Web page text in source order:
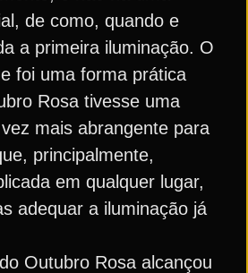
de como, quando e
a primeira iluminação. O
foi uma forma prática
Rosa tivesse uma
mais abrangente para
principalmente,
em qualquer lugar,
adequar a iluminação já
Outubro Rosa alcançou